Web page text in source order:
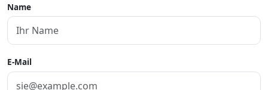
Name
E-Mail